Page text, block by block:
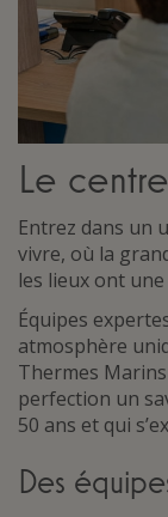
Le
Entrez dans un
vivre, où la
les lieux ont une
Équipes
atmosphère
Thermes
perfection un
50 ans et qui
Des